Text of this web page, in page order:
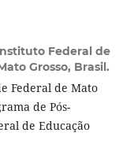
Federal de
Grosso, Brasil.
Federal de Mato
de Pós-
de Educação